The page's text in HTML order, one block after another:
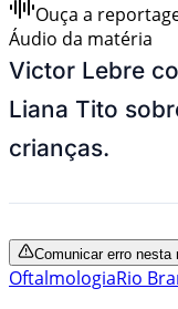
Ouça a
Áudio da matéria
Victor Lebre
Liana Tito
crianças.
Comunicar erro nesta
OftalmologiaRio